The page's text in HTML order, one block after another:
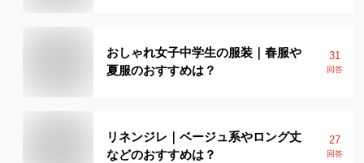
おしゃれ女子中学生の服装｜春服や
夏服のおすすめは？
31
回答
リネンジレ｜ベージュ系やロング丈
などのおすすめは？
27
回答